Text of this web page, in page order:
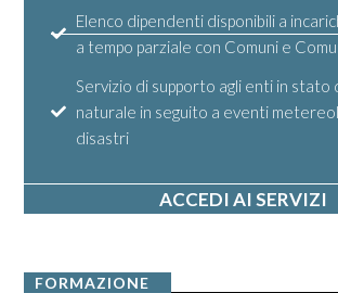
Elenco dipendenti disponibili a
a tempo parziale con Comuni e
Servizio di supporto agli enti in stato
naturale in seguito a eventi
disastri
ACCEDI AI SERVIZI
FORMAZIONE